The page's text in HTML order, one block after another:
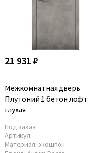
Adden Bau
AGB
Aldeghi Luigi
Alvero
Archie
Armadillo
Aurum Doors
21 931 ₽
Межкомнатная дверь
Плутоний 1 бетон лофт
глухая
Под заказ
Артикул:
Материал: экошпон